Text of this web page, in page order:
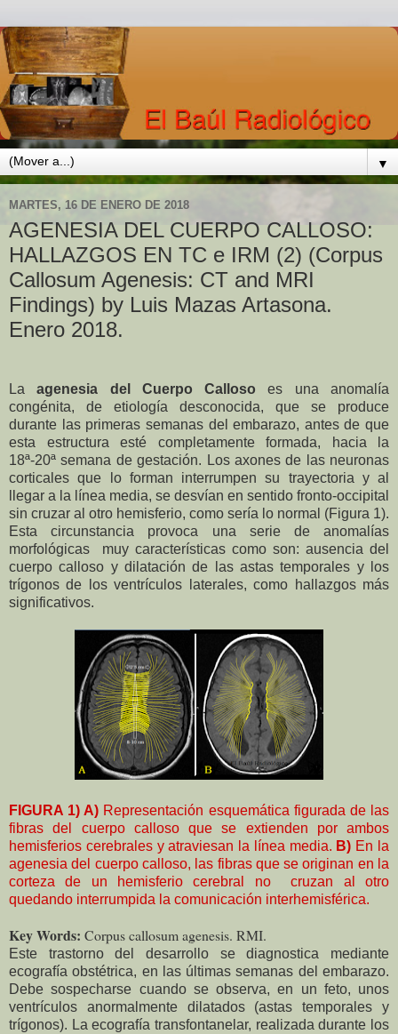
▼
MARTES, 16 DE ENERO DE 2018
AGENESIA DEL CUERPO CALLOSO:
HALLAZGOS EN TC e IRM (2) (Corpus
Callosum Agenesis: CT and MRI
Findings) by Luis Mazas Artasona.
Enero 2018.
Laagenesia del Cuerpo Callosoes una anomalía
congénita, de etiología desconocida, que se produce
durante las primeras semanas del embarazo, antes de que
esta estructura esté completamente formada, hacia la
18ª-20ª semana de gestación. Los axones de las neuronas
corticales que lo forman interrumpen su trayectoria y al
llegar a la línea media, se desvían en sentido fronto-occipital
sin cruzar al otro hemisferio, como sería lo normal (Figura 1).
Esta circunstancia provoca una serie de anomalías
morfológicas muy características como son: ausencia del
cuerpo calloso y dilatación de las astas temporales y los
trígonos de los ventrículos laterales, como hallazgos más
significativos.
FIGURA 1) A) Representación esquemática figurada de las
fibras del cuerpo calloso que se extienden por ambos
hemisferios cerebrales y atraviesan la línea media. B) En la
agenesia del cuerpo calloso, las fibras que se originan en la
corteza de un hemisferio cerebral no cruzan al otro
quedando interrumpida la comunicación interhemisférica.
Key Words: Corpus callosum agenesis. RMI.
Este trastorno del desarrollo se diagnostica mediante
ecografía obstétrica, en las últimas semanas del embarazo.
Debe sospecharse cuando se observa, en un feto, unos
ventrículos anormalmente dilatados (astas temporales y
trígonos). La ecografía transfontanelar, realizada durante los